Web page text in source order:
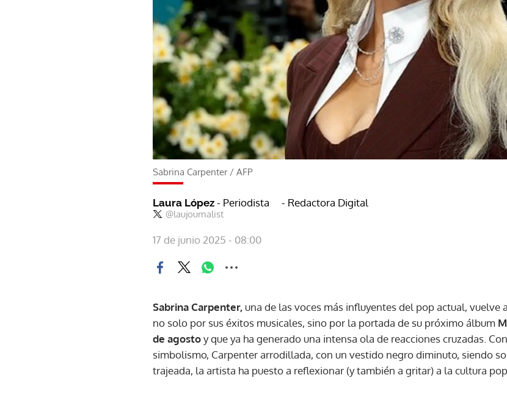
Sabrina Carpenter/ AFP
Laura López - Periodista
@laujournalist
- Redactora Digital
17 de junio 2025 - 08:00
Sabrina Carpenter,una de las voces más influyentes del pop actual, vuelve
no solo por sus éxitos musicales, sino por la portada de su próximo álbum
de agostoy que ya ha generado una intensa ola de reacciones cruzadas.
simbolismo, Carpenter arrodillada, con un vestido negro diminuto, siendo
trajeada, la artista ha puesto a reflexionar (y también a gritar) a la cultura